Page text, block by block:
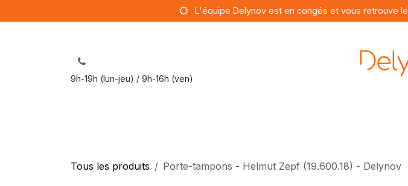
L'équipe Delynov est en congés et vous retrouve le
9h-19h (lun-jeu) / 9h-16h (ven)
Tous les produits Porte-tampons - Helmut Zepf (19.600.18) - Delynov